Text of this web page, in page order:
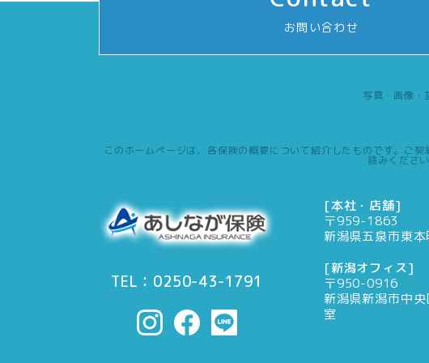
お問い合わせ
写真・画像・
このホームページは、各保険の概要について紹介したものです。ご
読みくださ
TEL：0250-43-1791
[本社・店舗]
〒959-1863
新潟県五泉市東
[新潟オフィス]
〒950-0916
新潟県新潟市中
室